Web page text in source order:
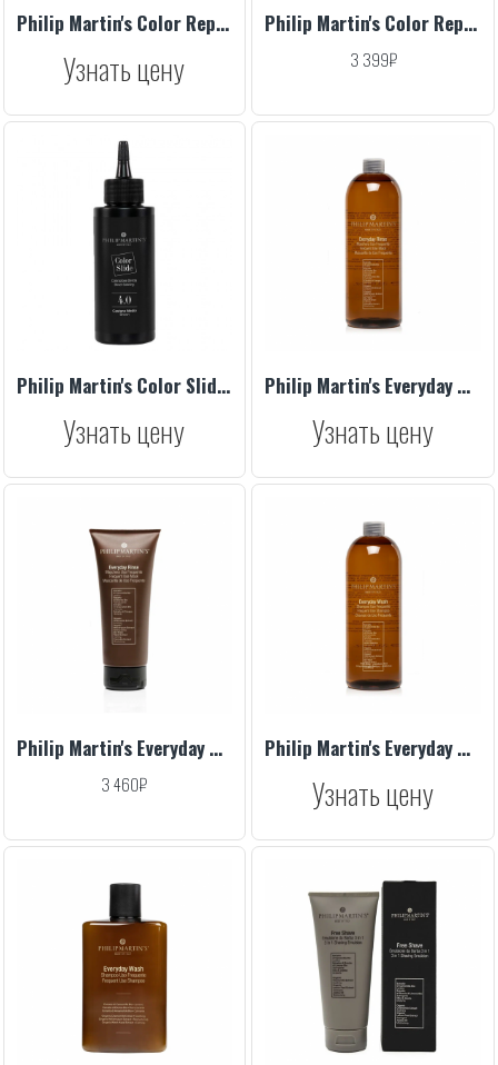
Philip Martin's Color Repair, 1000 ml
Узнать цену
Philip Martin's Color Repair, 200 ml
3 399₽
Philip Martin's Color Slide 4.0 75 ml
Узнать цену
Philip Martin's Everyday Rinse, 1000 ml
Узнать цену
Philip Martin's Everyday Rinse, 200 ml
3 460₽
Philip Martin's Everyday Wash, 1000 ml
Узнать цену